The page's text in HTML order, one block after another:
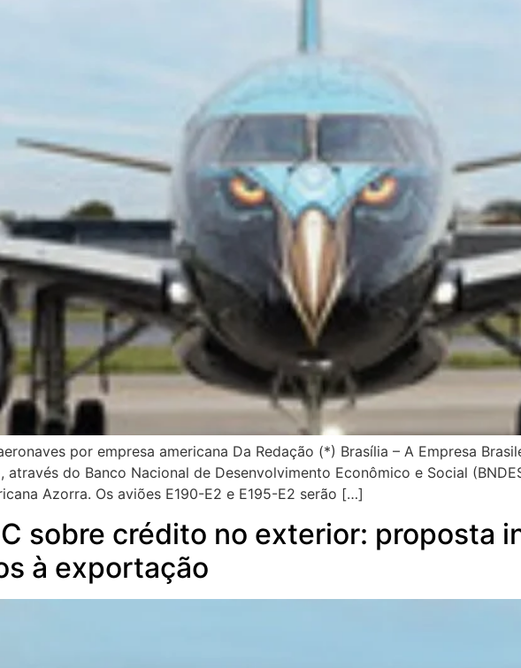
por empresa americana Da Redação (*) Brasília – A Empresa
através do Banco Nacional de Desenvolvimento Econômico e Social
Azorra. Os aviões E190-E2 e E195-E2 serão […]
sobre crédito no exterior: proposta
à exportação